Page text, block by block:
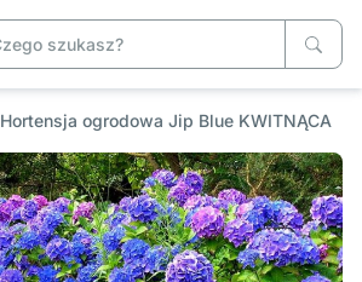
Hortensja ogrodowa Jip Blue KWITNĄCA